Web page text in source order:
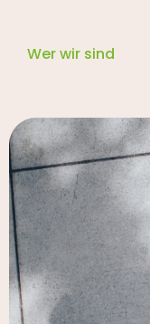
Wer wir sind